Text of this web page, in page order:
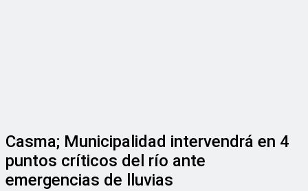
Casma; Municipalidad intervendrá en 4
puntos críticos del río ante
emergencias de lluvias